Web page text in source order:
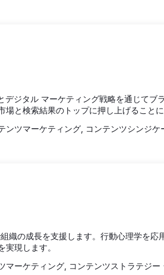
ジタル マーケティング戦略を通じてブ
と検索結果のトップに押し上げることに
ンツマーケティング, コンテンツシンジケ
織の成長を支援します。行動心理学を応
現します。
マーケティング, コンテンツストラテジー